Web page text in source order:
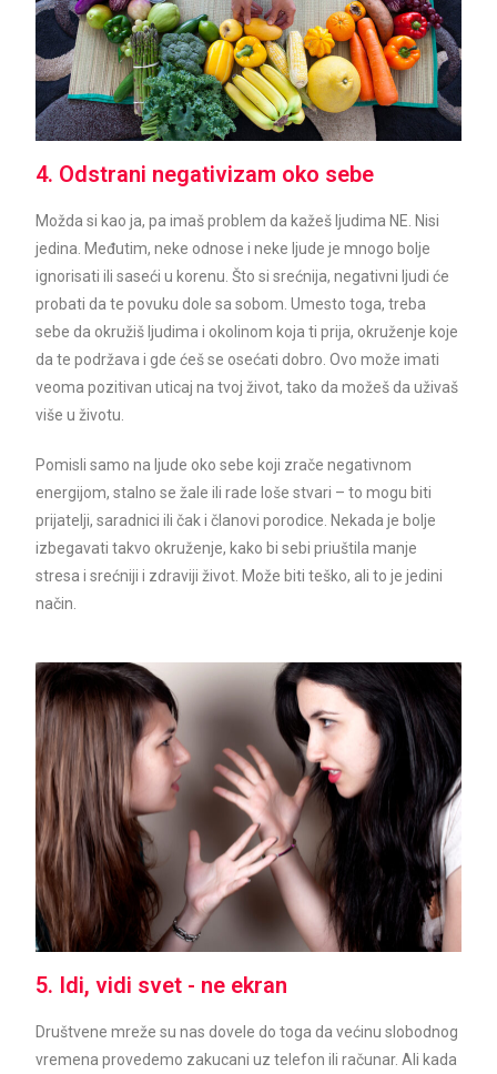
4. Odstrani negativizam oko sebe
Možda si kao ja, pa imaš problem da kažeš ljudima NE. Nisi
jedina. Međutim, neke odnose i neke ljude je mnogo bolje
ignorisati ili saseći u korenu. Što si srećnija, negativni ljudi će
probati da te povuku dole sa sobom. Umesto toga, treba
sebe da okružiš ljudima i okolinom koja ti prija, okruženje koje
da te podržava i gde ćeš se osećati dobro. Ovo može imati
veoma pozitivan uticaj na tvoj život, tako da možeš da uživaš
više u životu.
Pomisli samo na ljude oko sebe koji zrače negativnom
energijom, stalno se žale ili rade loše stvari – to mogu biti
prijatelji, saradnici ili čak i članovi porodice. Nekada je bolje
izbegavati takvo okruženje, kako bi sebi priuštila manje
stresa i srećniji i zdraviji život. Može biti teško, ali to je jedini
način.
5. Idi, vidi svet - ne ekran
Društvene mreže su nas dovele do toga da većinu slobodnog
vremena provedemo zakucani uz telefon ili računar. Ali kada